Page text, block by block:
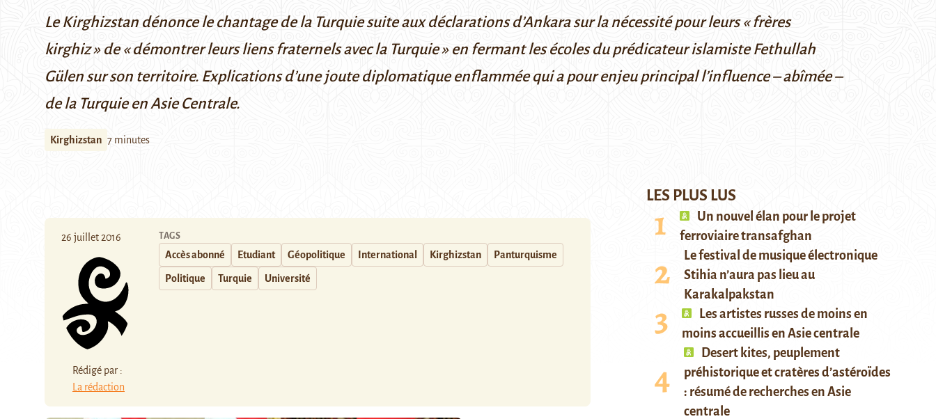
Le Kirghizstan dénonce le chantage de la Turquie suite aux déclarations d’Ankara sur la nécessité pour leurs « frères
kirghiz » de « démontrer leurs liens fraternels avec la Turquie » en fermant les écoles du prédicateur islamiste Fethullah
Gülen sur son territoire. Explications d’une joute diplomatique enflammée qui a pour enjeu principal l’influence – abîmée –
de la Turquie en Asie Centrale.
Kirghizstan 7 minutes
26 juillet 2016
Rédigé par :
La rédaction
TAGS
Accès abonné Etudiant Géopolitique International Kirghizstan Panturquisme
Politique Turquie Université
LES PLUS LUS
Un nouvel élan pour le projet
ferroviaire transafghan
Le festival de musique électronique
Stihia n’aura pas lieu au
Karakalpakstan
Les artistes russes de moins en
moins accueillis en Asie centrale
Desert kites, peuplement
préhistorique et cratères d’astéroïdes
: résumé de recherches en Asie
centrale